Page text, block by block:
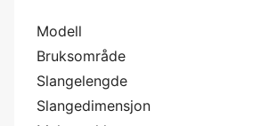
Modell
Bruksområde
Slangelengde
Slangedimensjon